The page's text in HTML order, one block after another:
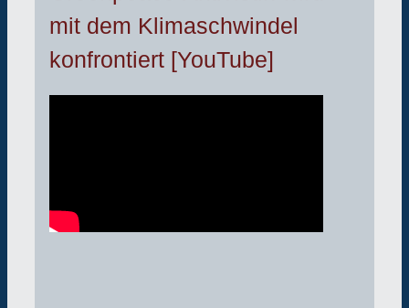
mit dem Klimaschwindel
konfrontiert [YouTube]